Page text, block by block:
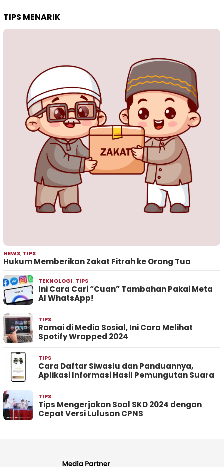
TIPS MENARIK
NEWS, TIPS
Hukum Memberikan Zakat Fitrah ke Orang Tua
TEKNOLOGI, TIPS
Ini Cara Cari “Cuan” Tambahan Pakai Meta
AI WhatsApp!
TIPS
Ramai di Media Sosial, Ini Cara Melihat
Spotify Wrapped 2024
TIPS
Cara Daftar Siwaslu dan Panduannya,
Aplikasi Informasi Hasil Pemungutan Suara
TIPS
Tips Mengerjakan Soal SKD 2024 dengan
Cepat Versi Lulusan CPNS